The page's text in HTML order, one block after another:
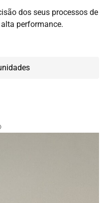
dos seus processos de
performance.